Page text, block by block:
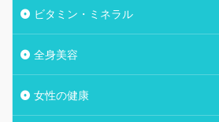
ビタミン・ミネラル
全身美容
女性の健康